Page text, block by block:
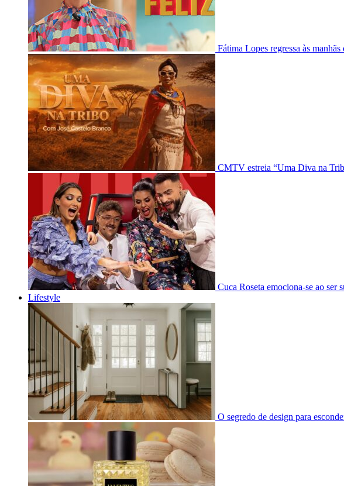
Fátima Lopes regressa às
CMTV estreia “Uma Diva na
Cuca Roseta emociona-se ao ser
Lifestyle
O segredo de design para